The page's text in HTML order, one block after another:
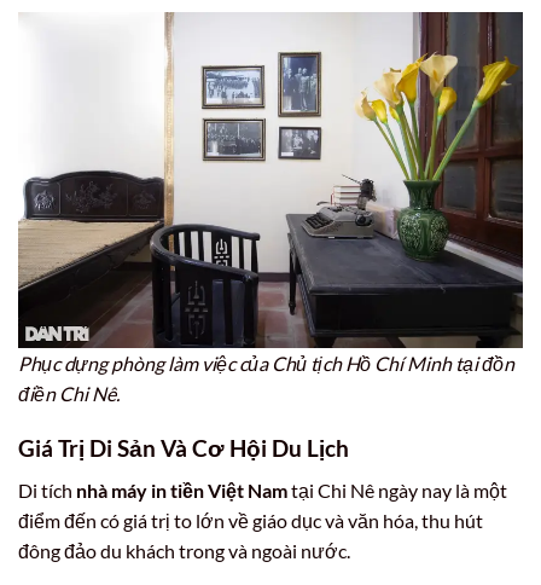
Phục dựng phòng làm việc của Chủ tịch Hồ Chí Minh tại đồn
điền Chi Nê.
Giá Trị Di Sản Và Cơ Hội Du Lịch
Di tích nhà máy in tiền Việt Namtại Chi Nê ngày nay là một
điểm đến có giá trị to lớn về giáo dục và văn hóa, thu hút
đông đảo du khách trong và ngoài nước.